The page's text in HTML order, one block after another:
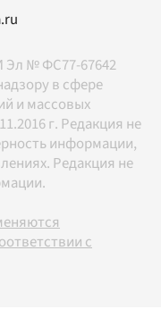
Эл № ФС77-67642
в сфере
и массовых
г. Редакция не
информации,
Редакция не
с